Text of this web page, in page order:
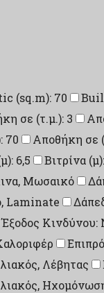
(sq.m): 70
σε (τ.μ.): 3
70 Αποθήκη σε
6,5 Βιτρίνα
Μωσαικό
Laminate
Έξοδος Κινδύνου:
Λέβητας